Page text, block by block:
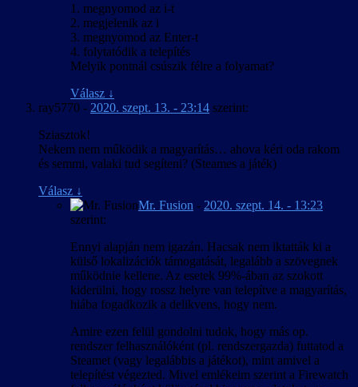
szükséges magyar feliratokat elhelyezve beazonosíthatóvá váljanak
azok a helyek és tereppontok, amelyeket a játékos tájékozódási
segítségként vagy feladatcélként a feliratozott párbeszédekben
immár magyarul kap meg.
1. megnyomod az i-t
2. megjelenik az i
3. megnyomod az Enter-t
4. folytatódik a telepítés
Melyik pontnál csúszik félre a folyamat?
Válasz ↓
ray5770 - 2020. szept. 13. - 23:14 szerint:
Sziasztok!
Nekem nem működik a magyarítás… ahova kéri oda rakom
és semmi, valaki tud segíteni? (Steames a játék)
Válasz ↓
Mr. Fusion - 2020. szept. 14. - 13:23
szerint:
Ennyi alapján nem igazán. Hacsak nem iktatták ki a
külső lokalizációk támogatását, legalább a szövegnek
működnie kellene. Az esetek 99%-ában az szokott
kiderülni, hogy rossz helyre van telepítve a magyarítás,
hiába fogadkozik a delikvens, hogy nem.
Amire ezen felül gondolni tudok, hogy más op.
rendszer felhasználóként (pl. rendszergazda) futtatod a
Steamet (vagy legalábbis a játékot), mint amivel a
telepítést végezted. Mivel emlékeim szerint a Firewatch